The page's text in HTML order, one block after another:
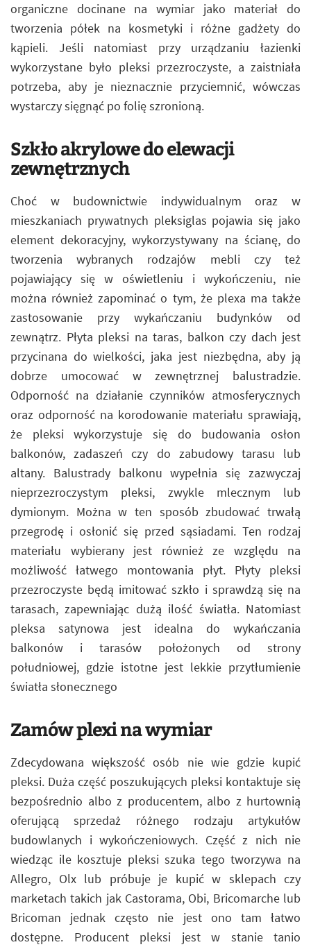
organiczne docinane na wymiar jako materiał do
tworzenia półek na kosmetyki i różne gadżety do
kąpieli. Jeśli natomiast przy urządzaniu łazienki
wykorzystane było pleksi przezroczyste, a zaistniała
potrzeba, aby je nieznacznie przyciemnić, wówczas
wystarczy sięgnąć po folię szronioną.
Szkło akrylowe do elewacji
zewnętrznych
Choć w budownictwie indywidualnym oraz w
mieszkaniach prywatnych pleksiglas pojawia się jako
element dekoracyjny, wykorzystywany na ścianę, do
tworzenia wybranych rodzajów mebli czy też
pojawiający się w oświetleniu i wykończeniu, nie
można również zapominać o tym, że plexa ma także
zastosowanie przy wykańczaniu budynków od
zewnątrz. Płyta pleksi na taras, balkon czy dach jest
przycinana do wielkości, jaka jest niezbędna, aby ją
dobrze umocować w zewnętrznej balustradzie.
Odporność na działanie czynników atmosferycznych
oraz odporność na korodowanie materiału sprawiają,
że pleksi wykorzystuje się do budowania osłon
balkonów, zadaszeń czy do zabudowy tarasu lub
altany. Balustrady balkonu wypełnia się zazwyczaj
nieprzezroczystym pleksi, zwykle mlecznym lub
dymionym. Można w ten sposób zbudować trwałą
przegrodę i osłonić się przed sąsiadami. Ten rodzaj
materiału wybierany jest również ze względu na
możliwość łatwego montowania płyt. Płyty pleksi
przezroczyste będą imitować szkło i sprawdzą się na
tarasach, zapewniając dużą ilość światła. Natomiast
pleksa satynowa jest idealna do wykańczania
balkonów i tarasów położonych od strony
południowej, gdzie istotne jest lekkie przytłumienie
światła słonecznego
Zamów plexi na wymiar
Zdecydowana większość osób nie wie gdzie kupić
pleksi. Duża część poszukujących pleksi kontaktuje się
bezpośrednio albo z producentem, albo z hurtownią
oferującą sprzedaż różnego rodzaju artykułów
budowlanych i wykończeniowych. Część z nich nie
wiedząc ile kosztuje pleksi szuka tego tworzywa na
Allegro, Olx lub próbuje je kupić w sklepach czy
marketach takich jak Castorama, Obi, Bricomarche lub
Bricoman jednak często nie jest ono tam łatwo
dostępne. Producent pleksi jest w stanie tanio